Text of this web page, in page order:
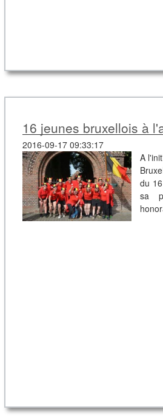
16 jeunes bruxellois à
2016-09-17 09:33:17
A
du
sa